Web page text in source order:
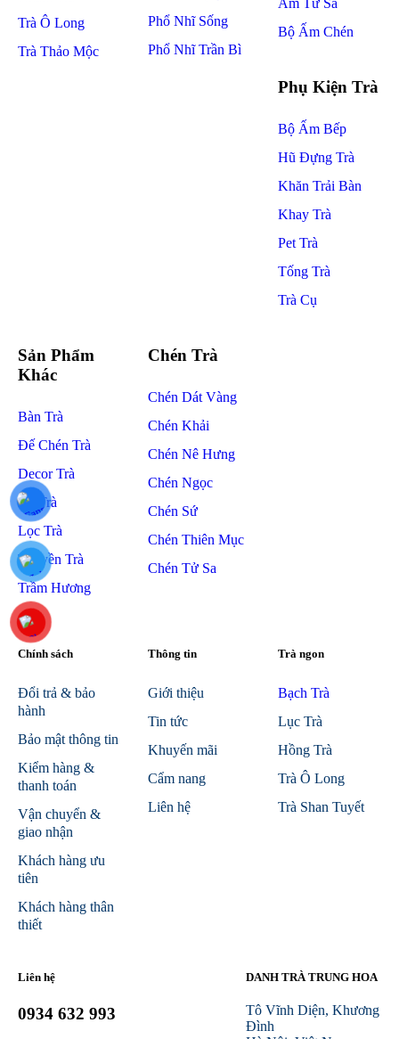
Trà Ô Long
Trà Thảo Mộc
Phổ Nhĩ Sống
Phổ Nhĩ Trần Bì
Ấm Tử Sa
Bộ Ấm Chén
Phụ Kiện Trà
Bộ Ấm Bếp
Hũ Đựng Trà
Khăn Trải Bàn
Khay Trà
Pet Trà
Tống Trà
Trà Cụ
Sản Phẩm
Khác
Bàn Trà
Đế Chén Trà
Decor Trà
Kệ Trà
Lọc Trà
Thuyền Trà
Trầm Hương
Chén Trà
Chén Dát Vàng
Chén Khải
Chén Nê Hưng
Chén Ngọc
Chén Sứ
Chén Thiên Mục
Chén Tử Sa
Chính sách
Đổi trả & bảo
hành
Bảo mật thông tin
Kiểm hàng &
thanh toán
Vận chuyển &
giao nhận
Khách hàng ưu
tiên
Khách hàng thân
thiết
Thông tin
Giới thiệu
Tin tức
Khuyến mãi
Cẩm nang
Liên hệ
Trà ngon
Bạch Trà
Lục Trà
Hồng Trà
Trà Ô Long
Trà Shan Tuyết
Liên hệ
0934 632 993
DANH TRÀ TRUNG HOA
Tô Vĩnh Diện, Khương
Đình